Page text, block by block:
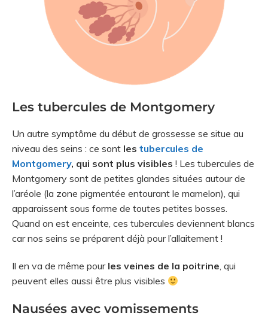
Les tubercules de Montgomery
Un autre symptôme du début de grossesse se situe au
niveau des seins : ce sont les tubercules de
Montgomery, qui sont plus visibles ! Les tubercules de
Montgomery sont de petites glandes situées autour de
l’aréole (la zone pigmentée entourant le mamelon), qui
apparaissent sous forme de toutes petites bosses.
Quand on est enceinte, ces tubercules deviennent blancs
car nos seins se préparent déjà pour l’allaitement !
Il en va de même pour les veines de la poitrine, qui
peuvent elles aussi être plus visibles
Nausées avec vomissements